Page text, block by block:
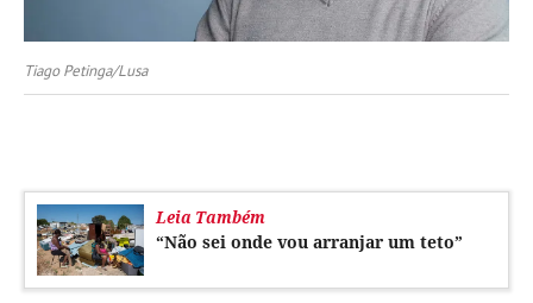
Tiago Petinga/Lusa
Leia Também
“Não sei onde vou arranjar um teto”